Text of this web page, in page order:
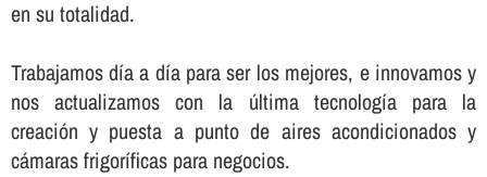
en su totalidad.
Trabajamos dí­a a dí­a para ser los mejores, e innovamos y
nos actualizamos con la última tecnologí­a para la
creación y puesta a punto de aires acondicionados y
cámaras frigorí­ficas para negocios.